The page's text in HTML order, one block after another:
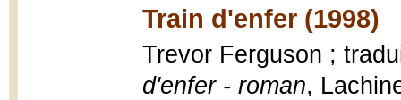
Train d'enfer (1998)
Trevor Ferguson ;
d'enfer - roman,